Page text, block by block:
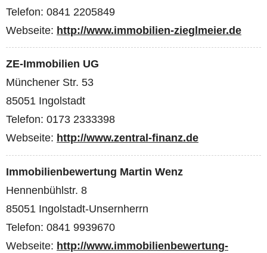
Telefon: 0841 2205849
Webseite: http://www.immobilien-zieglmeier.de
ZE-Immobilien UG
Münchener Str. 53
85051 Ingolstadt
Telefon: 0173 2333398
Webseite: http://www.zentral-finanz.de
Immobilienbewertung Martin Wenz
Hennenbühlstr. 8
85051 Ingolstadt-Unsernherrn
Telefon: 0841 9939670
Webseite: http://www.immobilienbewertung-